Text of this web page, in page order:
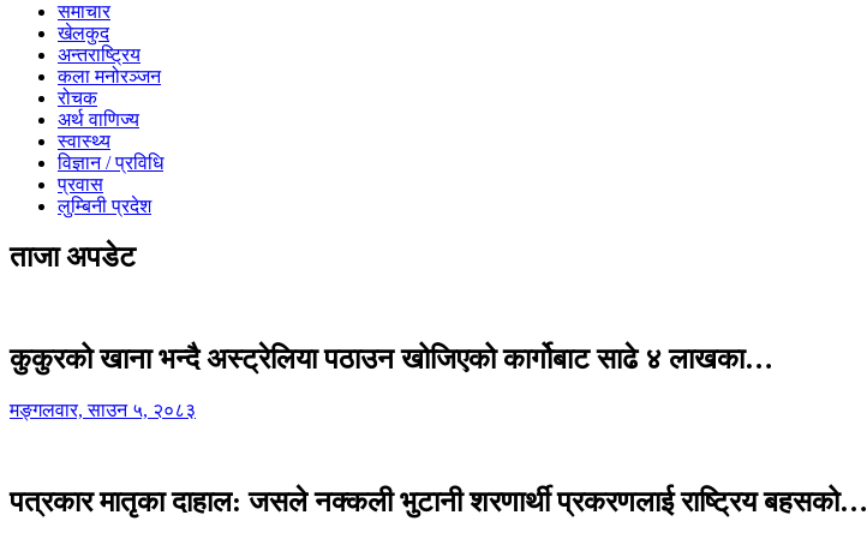
समाचार
खेलकुद
अन्तराष्ट्रिय
कला मनोरञ्जन
रोचक
अर्थ वाणिज्य
स्वास्थ्य
विज्ञान / प्रविधि
प्रवास
लुम्बिनी प्रदेश
ताजा अपडेट
कुकुरको खाना भन्दै अस्ट्रेलिया पठाउन खोजिएको कार्गोबाट साढे ४ लाखका…
मङ्गलवार, साउन ५, २०८३
पत्रकार मातृका दाहाल: जसले नक्कली भुटानी शरणार्थी प्रकरणलाई राष्ट्रिय बहसको…